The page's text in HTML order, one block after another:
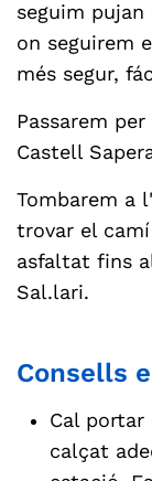
seguim
on seguirem
més segur,
Passarem
Castell
Tombarem a
trovar el
asfaltat fins
Sal.lari.
Consells
Cal portar
calçat